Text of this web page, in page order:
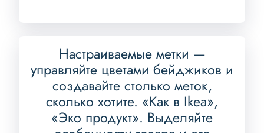
Настраиваемые метки —
управляйте цветами бейджиков и
создавайте столько меток,
сколько хотите. «Как в Ikea»,
«Эко продукт». Выделяйте